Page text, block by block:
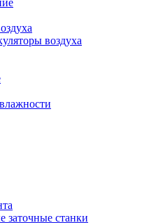
воздуха
станки